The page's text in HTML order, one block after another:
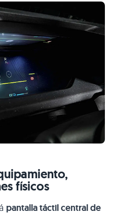
físicos
pantalla táctil central de